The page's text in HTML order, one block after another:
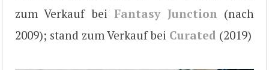
zum Verkauf beiFantasy Junction (nach
2009); stand zum Verkauf bei Curated (2019)